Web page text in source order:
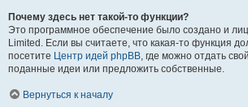
Почему здесь нет такой-то функции?
Это программное обеспечение было создано и
Limited. Если вы считаете, что какая-то функция
посетите Центр идей phpBB, где можно отдать
поданные идеи или предложить собственные.
Вернуться к началу